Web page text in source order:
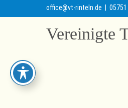
office@vt-rinteln.de |
Vereinigte